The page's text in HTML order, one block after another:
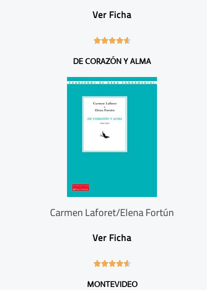
Ver Ficha
4
6
5
DE CORAZÓN Y ALMA
Carmen Laforet/Elena Fortún
Ver Ficha
4
6
MONTEVIDEO